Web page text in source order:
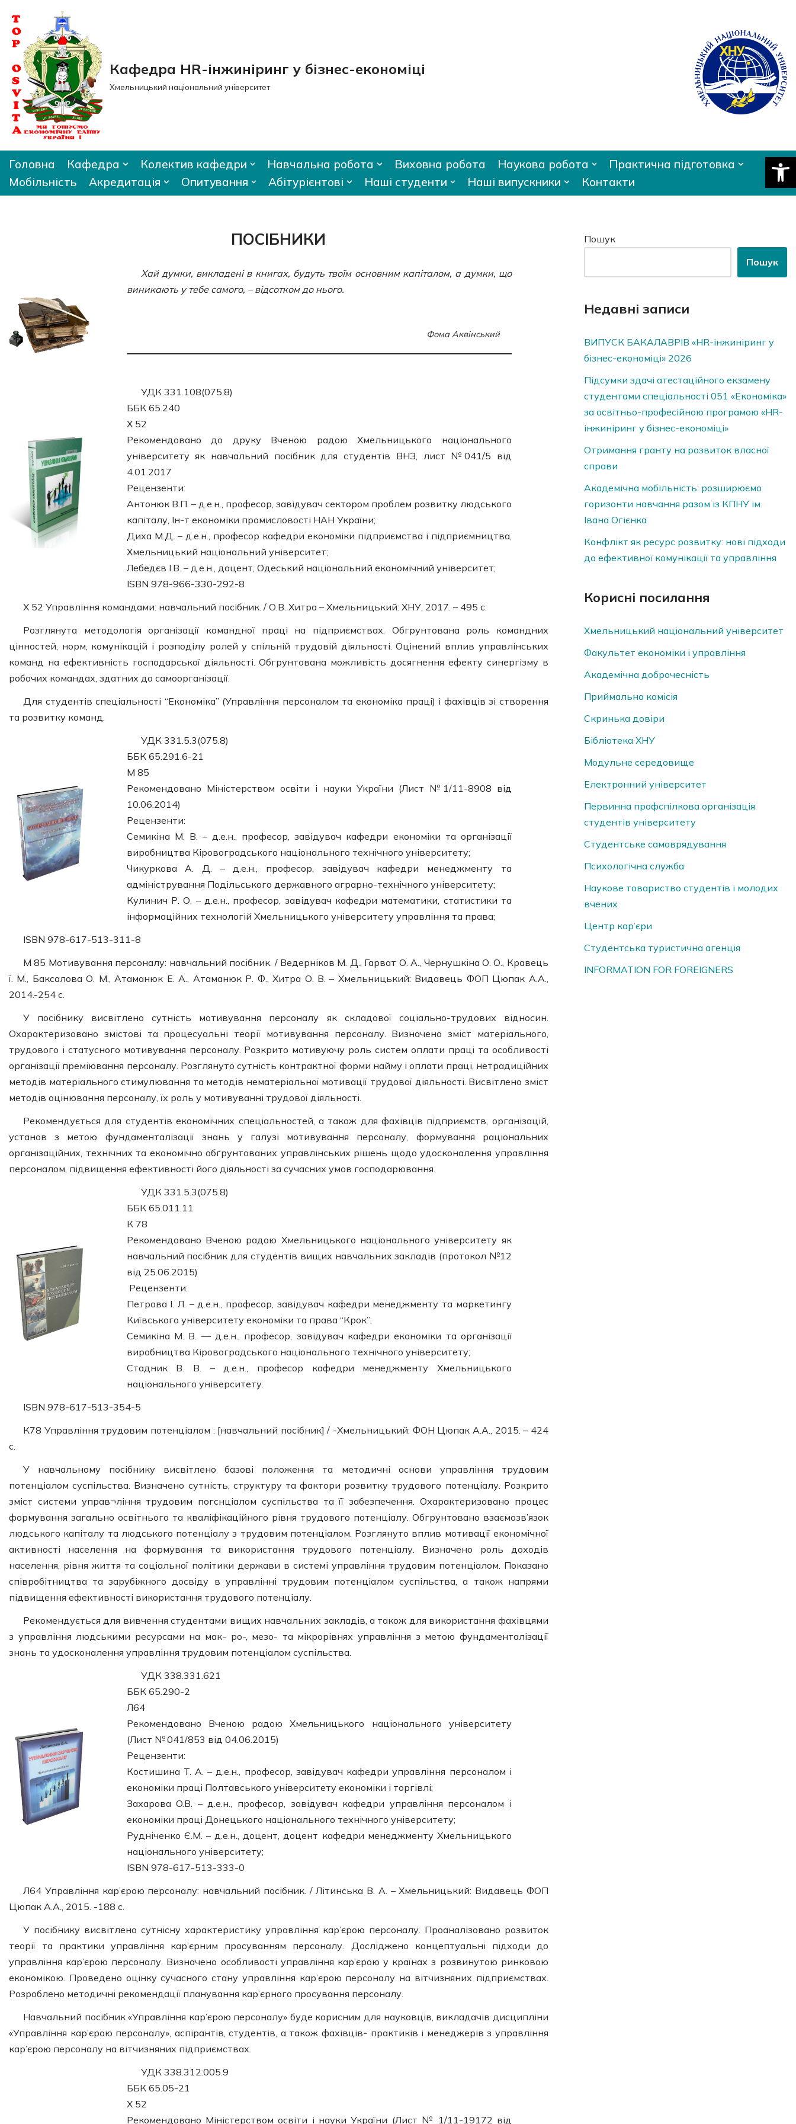
Перейти
до
вмісту
Кафедра HR-інжиніринг у бізнес-економіці
Хмельницький національний університет
Головна Кафедра Колектив кафедри Навчальна робота Виховна робота Наукова робота
Практична підготовка
Мобільність
Акредитація Опитування Абітурієнтові Наші студенти Наші випускники Контакти
ПОСІБНИКИ
Хай думки, викладені в книгах, будуть твоїм основним капіталом, а думки, що
виникають у тебе самого, – відсотком до нього.
Фома Аквінський
УДК 331.108(075.8)
ББК 65.240
Х 52
Рекомендовано до друку Вченою радою Хмельницького національного
університету як навчальний посібник для студентів ВНЗ, лист №041/5 від
4.01.2017
Рецензенти:
Антонюк В.П. – д.е.н., професор, завідувач сектором проблем розвитку людського
капіталу, Ін-т економіки промисловості НАН України;
Диха М.Д. – д.е.н., професор кафедри економіки підприємства і підприємництва,
Хмельницький національний університет;
Лебедєв І.В. – д.е.н., доцент, Одеський національний економічний університет;
ISBN 978-966-330-292-8
Х 52 Управління командами: навчальний посібник. / О.В. Хитра – Хмельницький: ХНУ, 2017. – 495 с.
Розглянута методологія організації командної праці на підприємствах. Обгрунтована роль командних
цінностей, норм, комунікацій і розподілу ролей у спільній трудовій діяльності. Оцінений вплив управлінських
команд на ефективність господарської діяльності. Обгрунтована можливість досягнення ефекту синергізму в
робочих командах, здатних до самоорганізації.
Для студентів спеціальності “Економіка” (Управління персоналом та економіка праці) і фахівців зі створення
та розвитку команд.
УДК 331.5.3(075.8)
ББК 65.291.6-21
М 85
Рекомендовано Міністерством освіти і науки України (Лист №1/11-8908 від
10.06.2014)
Рецензенти:
Семикіна М. В. – д.е.н., професор, завідувач кафедри економіки та організації
виробництва Кіровоградського національного технічного університету;
Чикуркова А. Д. – д.е.н., професор, завідувач кафедри менеджменту та
адміністрування Подільського державного аграрно-технічного університету;
Кулинич Р. О. – д.е.н., професор, завідувач кафедри математики, статистики та
інформаційних технологій Хмельницького університету управління та права;
ISBN 978-617-513-311-8
М 85 Мотивування персоналу: навчальний посібник. / Ведерніков М. Д., Гарват О. А., Чернушкіна О. О., Кравець
ї. М., Баксалова О. М., Атаманюк Е. А., Атаманюк Р. Ф., Хитра О. В. – Хмельницький: Видавець ФОП Цюпак A.A.,
2014.-254 с.
У посібнику висвітлено сутність мотивування персоналу як складової соціально-трудових відносин.
Охарактеризовано змістові та процесуальні теорії мотивування персоналу. Визначено зміст матеріального,
трудового і статусного мотивування персоналу. Розкрито мотивуючу роль систем оплати праці та особливості
організації преміювання персоналу. Розглянуто сутність контрактної форми найму і оплати праці, нетрадиційних
методів матеріального стимулювання та методів нематеріальної мотивації трудової діяльності. Висвітлено зміст
методів оцінювання персоналу, їх роль у мотивуванні трудової діяльності.
Рекомендується для студентів економічних спеціальностей, а також для фахівців підприємств, організацій,
установ з метою фундаменталізації знань у галузі мотивування персоналу, формування раціональних
організаційних, технічних та економічно обґрунтованих управлінських рішень щодо удосконалення управління
персоналом, підвищення ефективності його діяльності за сучасних умов господарювання.
УДК 331.5.3(075.8)
ББК 65.011.11
К 78
Рекомендовано Вченою радою Хмельницького національного університету як
навчальний посібник для студентів вищих навчальних закладів (протокол №12
від 25.06.2015)
Рецензенти:
Петрова І. Л. – д.е.н., професор, завідувач кафедри менеджменту та маркетингу
Київського університету економіки та права “Крок”;
Семикіна М. В. — д.е.н., професор, завідувач кафедри економіки та організації
виробництва Кіровоградського національного технічного університету;
Стадник В. В. – д.е.н., професор кафедри менеджменту Хмельницького
національного університету.
ISBN 978-617-513-354-5
К78 Управління трудовим потенціалом : [навчальний посібник] / -Хмельницький: ФОН Цюпак А.А., 2015. – 424
с.
У навчальному посібнику висвітлено базові положення та методичні основи управління трудовим
потенціалом суспільства. Визначено сутність, структуру та фактори розвитку трудового потенціалу. Розкрито
зміст системи управ¬ління трудовим погснціалом суспільства та її забезпечення. Охарактеризовано процес
формування загально освітнього та кваліфікаційного рівня трудового потенціалу. Обгрунтовано взаємозв’язок
людського капіталу та людського потенціалу з трудовим потенціалом. Розглянуто вплив мотивації економічної
активності населення на формування та використання трудового потенціалу. Визначено роль доходів
населення, рівня життя та соціальної політики держави в системі управління трудовим потенціалом. Показано
співробітництва та зарубіжного досвіду в управлінні трудовим потенціалом суспільства, а також напрями
підвищення ефективності використання трудового потенціалу.
Рекомендується для вивчення студентами вищих навчальних закладів, а також для використання фахівцями
з управління людськими ресурсами на мак- ро-, мезо- та мікрорівнях управління з метою фундаменталізації
знань та удосконалення управління трудовим потенціалом суспільства.
УДК 338.331.621
ББК 65.290-2
Л64
Рекомендовано Вченою радою Хмельницького національного університету
(Лист № 041/853 від 04.06.2015)
Рецензенти:
Костишина T. А. – д.е.н., професор, завідувач кафедри управління персоналом і
економіки праці Полтавського університету економіки і торгівлі;
Захарова O.B. – д.е.н., професор, завідувач кафедри управління персоналом і
економіки праці Донецького національного технічного університету;
Рудніченко Є.М. – д.е.н., доцент, доцент кафедри менеджменту Хмельницького
національного університету;
ISBN 978-617-513-333-0
Л64 Управління кар’єрою персоналу: навчальний посібник. / Літинська В. А. – Хмельницький: Видавець ФОП
Цюпак A.A., 2015. -188 с.
У посібнику висвітлено сутнісну характеристику управління кар’єрою персоналу. Проаналізовано розвиток
теорії та практики управління кар’єрним просуванням персоналу. Досліджено концептуальні підходи до
управління кар’єрою персоналу. Визначено особливості управління кар’єрою у країнах з розвинутою ринковою
економікою. Проведено оцінку сучасного стану управління кар’єрою персоналу на вітчизняних підприємствах.
Розроблено методичні рекомендації планування кар’єрного просування персоналу.
Навчальний посібник «Управління кар’єрою персоналу» буде корисним для науковців, викладачів дисципліни
«Управління кар’єрою персоналу», аспірантів, студентів, а також фахівців- практиків і менеджерів з управління
кар’єрою персоналу на вітчизняних підприємствах.
УДК 338.312:005.9
ББК 65.05-21
X 52
Рекомендовано Міністерством освіти і науки України (Лист № 1/11-19172 від
Пошук
Пошук
Недавні записи
ВИПУСК БАКАЛАВРІВ «HR-інжиніринг у
бізнес-економіці» 2026
Підсумки здачі атестаційного екзамену
студентами спеціальності 051 «Економіка»
за освітньо-професійною програмою «HR-
інжиніринг у бізнес-економіці»
Отримання гранту на розвиток власної
справи
Академічна мобільність: розширюємо
горизонти навчання разом із КПНУ ім.
Івана Огієнка
Конфлікт як ресурс розвитку: нові підходи
до ефективної комунікації та управління
Корисні посилання
Хмельницький національний університет
Факультет економіки і управління
Академічна доброчесність
Приймальна комісія
Скринька довiри
Бібліотека ХНУ
Модульне середовище
Електронний університет
Первинна профспілкова організація
студентів університету
Студентське самоврядування
Психологічна служба
Наукове товариство студентів і молодих
вчених
Центр кар’єри
Студентська туристична агенція
INFORMATION FOR FOREIGNERS